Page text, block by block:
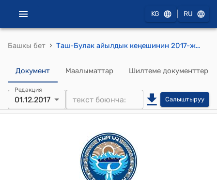
KG RU
Башкы бет › Таш-Булак айылдык кеңешинин 2017-жылдын 1-декабрындагы №07 “Айым-Арал айылынын көчөсүнө Эргашев Кадиржандын атын коюу жөнүндө” токтому
Документ Маалыматтар Шилтеме документтер
Редакция
01.12.2017 Салыштыруу